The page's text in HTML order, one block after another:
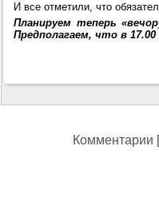
И все отметили, что
Планируем теперь
Предполагаем, что в
Комментарии